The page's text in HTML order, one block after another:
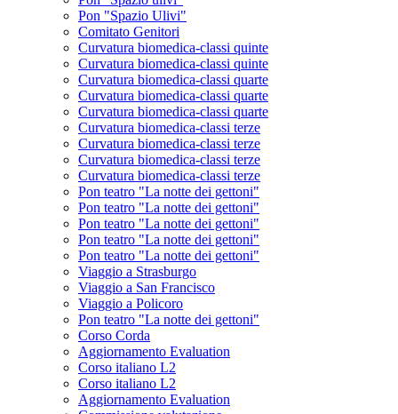
Pon "Spazio Ulivi"
Comitato Genitori
Curvatura biomedica-classi quinte
Curvatura biomedica-classi quinte
Curvatura biomedica-classi quarte
Curvatura biomedica-classi quarte
Curvatura biomedica-classi quarte
Curvatura biomedica-classi terze
Curvatura biomedica-classi terze
Curvatura biomedica-classi terze
Curvatura biomedica-classi terze
Pon teatro "La notte dei gettoni"
Pon teatro "La notte dei gettoni"
Pon teatro "La notte dei gettoni"
Pon teatro "La notte dei gettoni"
Pon teatro "La notte dei gettoni"
Viaggio a Strasburgo
Viaggio a San Francisco
Viaggio a Policoro
Pon teatro "La notte dei gettoni"
Corso Corda
Aggiornamento Evaluation
Corso italiano L2
Corso italiano L2
Aggiornamento Evaluation